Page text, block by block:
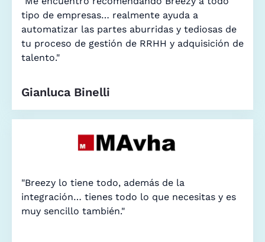
tipo de empresas… realmente ayuda a
automatizar las partes aburridas y tediosas de
tu proceso de gestión de RRHH y adquisición de
talento."
Gianluca Binelli
"Breezy lo tiene todo, además de la
integración… tienes todo lo que necesitas y es
muy sencillo también."